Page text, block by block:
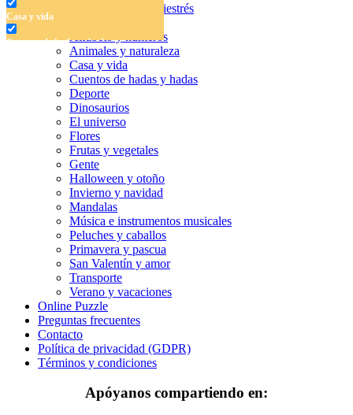
Casa y vida
Cuentos de hadas y hadas
Frutas y vegetales
Halloween y otoño
Invierno y navidad
Música e instrumentos musicales
Peluches y caballos
Primavera y pascua
Dibujos para colorear antiestrés
Libros para colorear
Alfabeto y números
Animales y naturaleza
Casa y vida
Cuentos de hadas y hadas
Deporte
Dinosaurios
El universo
Flores
Frutas y vegetales
Gente
Halloween y otoño
Invierno y navidad
Mandalas
Música e instrumentos musicales
Peluches y caballos
Primavera y pascua
San Valentín y amor
Transporte
Verano y vacaciones
Online Puzzle
Preguntas frecuentes
Contacto
Política de privacidad (GDPR)
Términos y condiciones
Apóyanos compartiendo en: